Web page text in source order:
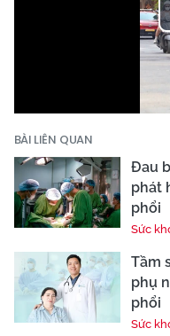
BÀI LIÊN QUAN
Đau
phát
phổi
Sức
Tầm
phụ
phổi
Sức